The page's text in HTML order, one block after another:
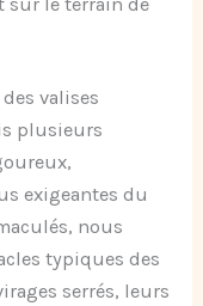
valises
plusieurs
exigeantes du
nous
typiques des
serrés, leurs